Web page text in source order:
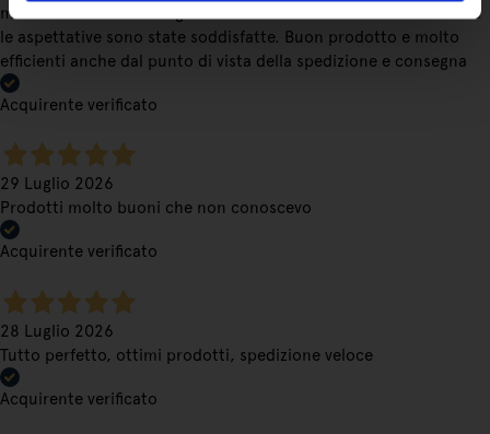
marmellate che contengano veramente la frutta e devo dire che
le aspettative sono state soddisfatte. Buon prodotto e molto
efficienti anche dal punto di vista della spedizione e consegna
Acquirente verificato
29 Luglio 2026
Prodotti molto buoni che non conoscevo
Acquirente verificato
28 Luglio 2026
Tutto perfetto, ottimi prodotti, spedizione veloce
Acquirente verificato